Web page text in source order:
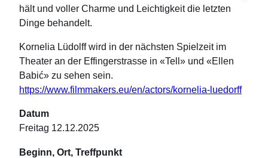
hält und voller Charme und Leichtigkeit die letzten
Dinge behandelt.
Kornelia Lüdolff wird in der nächsten Spielzeit im
Theater an der Effingerstrasse in «Tell» und «Ellen
Babić» zu sehen sein.
https://www.filmmakers.eu/en/actors/kornelia-luedorff
Datum
Freitag 12.12.2025
Beginn, Ort, Treffpunkt